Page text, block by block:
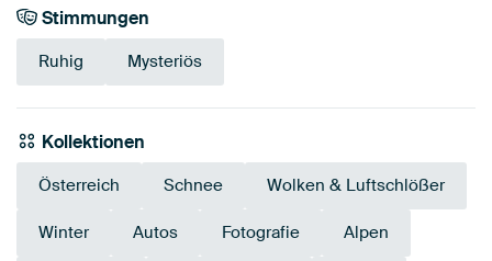
Stimmungen
Ruhig Mysteriös
Kollektionen
Österreich Schnee Wolken & Luftschlößer
Winter Autos Fotografie Alpen